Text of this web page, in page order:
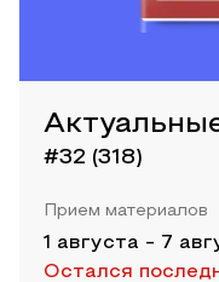
#32 (318)
Прием материалов
1 августа - 7
Остался